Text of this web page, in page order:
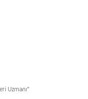
Uzmanı”